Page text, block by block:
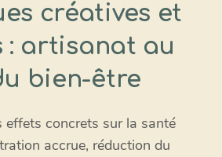
créatives et
: artisanat au
bien-être
effets concrets sur la santé
accrue, réduction du